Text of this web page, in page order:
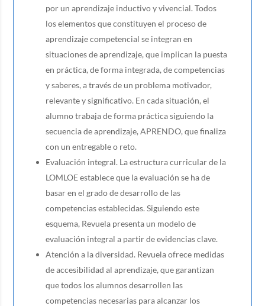
por un aprendizaje inductivo y vivencial. Todos
los elementos que constituyen el proceso de
aprendizaje competencial se integran en
situaciones de aprendizaje, que implican la puesta
en práctica, de forma integrada, de competencias
y saberes, a través de un problema motivador,
relevante y significativo. En cada situación, el
alumno trabaja de forma práctica siguiendo la
secuencia de aprendizaje, APRENDO, que finaliza
con un entregable o reto.
Evaluación integral. La estructura curricular de la
LOMLOE establece que la evaluación se ha de
basar en el grado de desarrollo de las
competencias establecidas. Siguiendo este
esquema, Revuela presenta un modelo de
evaluación integral a partir de evidencias clave.
Atención a la diversidad. Revuela ofrece medidas
de accesibilidad al aprendizaje, que garantizan
que todos los alumnos desarrollen las
competencias necesarias para alcanzar los